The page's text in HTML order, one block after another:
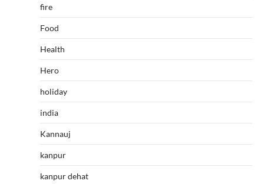
fire
Food
Health
Hero
holiday
india
Kannauj
kanpur
kanpur dehat